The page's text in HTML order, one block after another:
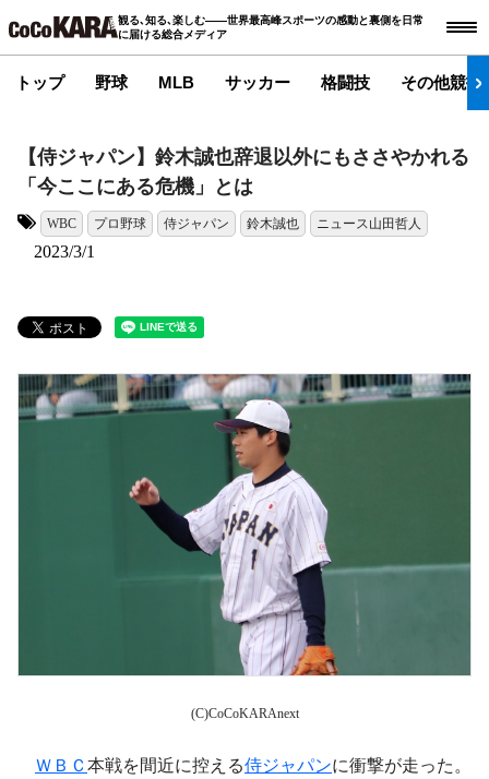
観る､知る､楽しむ――世界最高峰スポーツの感動と裏側を日常
に届ける総合メディア
トップ 野球 MLB サッカー 格闘技 その他競技
【侍ジャパン】鈴木誠也辞退以外にもささやかれる
「今ここにある危機」とは
WBC プロ野球 侍ジャパン 鈴木誠也 ニュース山田哲人
2023/3/1
(C)CoCoKARAnext
ＷＢＣ 本戦を間近に控える侍ジャパンに衝撃が走った。